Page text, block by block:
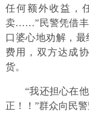
任何额外收益，
卖……”民警凭借丰
口婆心地劝解，
费用，双方达成
货。
“我还担心在
正！！”群众向民警